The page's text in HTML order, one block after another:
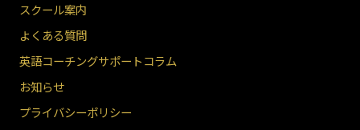
スクール案内
よくある質問
英語コーチングサポートコラム
お知らせ
プライバシーポリシー